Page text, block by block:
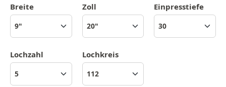
Breite Zoll Einpresstiefe
Lochzahl Lochkreis